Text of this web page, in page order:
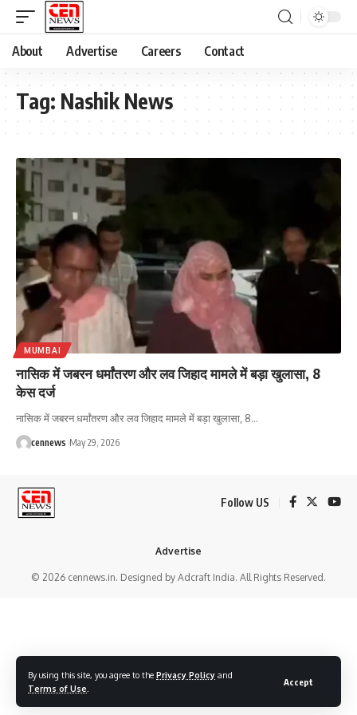
By using this site, you agree to the Privacy Policy and
Terms of Use
Accept
About Advertise Careers Contact
Tag: Nashik News
MUMBAI
नासिक में जबरन धर्मांतरण और लव जिहाद मामले में बड़ा खुलासा, 8
केस दर्ज
नासिक में जबरन धर्मांतरण और लव जिहाद मामले में बड़ा खुलासा, 8…
cennews May 29, 2026
Follow US
© 2026 cennews.in. Designed by Adcraft India. All Rights Reserved.
Advertise